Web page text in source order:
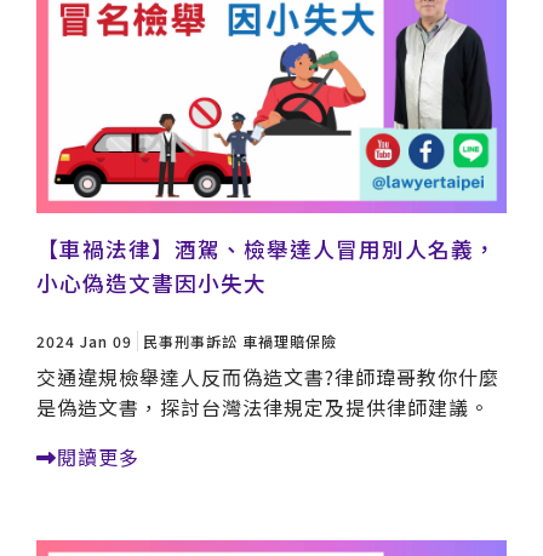
【車禍法律】酒駕、檢舉達人冒用別人名義，
小心偽造文書因小失大
2024 Jan 09 民事刑事訴訟 車禍理賠保險
交通違規檢舉達人反而偽造文書?律師瑋哥教你什麼
是偽造文書，探討台灣法律規定及提供律師建議。
閱讀更多